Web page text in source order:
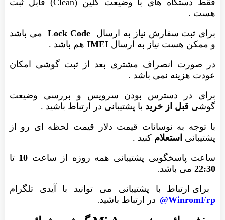
فقط دستگاه های با وضیعت کلین (Clean) قابل ثبت
هست .
برای ثبت سفارش نیاز به ارسال Lock Codeمی باشد
و ممکن هست نیاز به ارسال IMEIهم باشد .
در صورت انصراف مشتری بعد از ثبت گوشی امکان
عودت هزینه نمی باشد .
برای در دسترس بودن سرویس و بررسی وضیعت
گوشی قبل از خرید با پشتیبانی در ارتباط باشید .
با توجه به نوسانات قیمت دلار قیمت لحظه ای رو از
پشتیبانی استعلام کنید .
ساعت پاسخگویی پشتیبانی همه روزه از ساعت 10 تا
22:30می باشد.
برای ارتباط با پشتیبانی می توانید با آیدی تلگرام
WinromFrp@
در ارتباط باشید.